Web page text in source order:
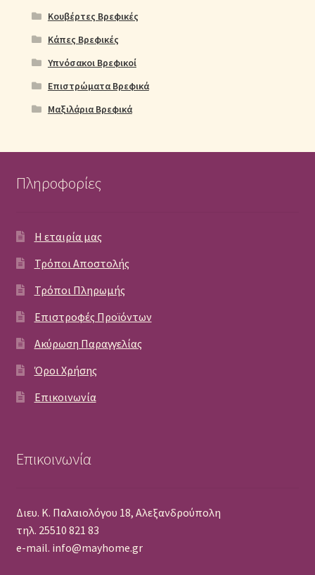
Κουβέρτες Βρεφικές
Κάπες Βρεφικές
Υπνόσακοι Βρεφικοί
Επιστρώματα Βρεφικά
Μαξιλάρια Βρεφικά
Πληροφορίες
Η εταιρία μας
Τρόποι Αποστολής
Τρόποι Πληρωμής
Επιστροφές Προϊόντων
Ακύρωση Παραγγελίας
Όροι Χρήσης
Επικοινωνία
Επικοινωνία
Διευ. Κ. Παλαιολόγου 18, Αλεξανδρούπολη
τηλ. 25510 821 83
e-mail. info@mayhome.gr